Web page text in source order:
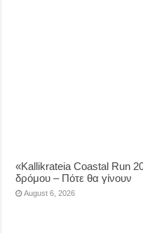
«Kallikrateia Coastal Run
δρόμου – Πότε θα γίνουν
August 6, 2026